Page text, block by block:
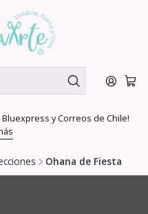
y Correos de Chile!
Ohana de Fiesta